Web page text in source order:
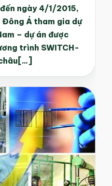
ngày 4/1/2015,
Á tham gia dự
– dự án được
trình SWITCH-